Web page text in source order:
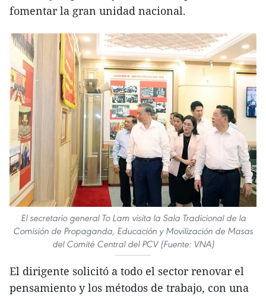
fomentar la gran unidad nacional.
El secretario general To Lam visita la Sala Tradicional de la
Comisión de Propaganda, Educación y Movilización de Masas
del Comité Central del PCV (Fuente: VNA)
El dirigente solicitó a todo el sector renovar el
pensamiento y los métodos de trabajo, con una